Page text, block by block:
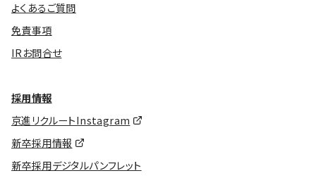
よくあるご質問
免責事項
IRお問合せ
採用情報
京進リクルートInstagram
新卒採用情報
新卒採用デジタルパンフレット